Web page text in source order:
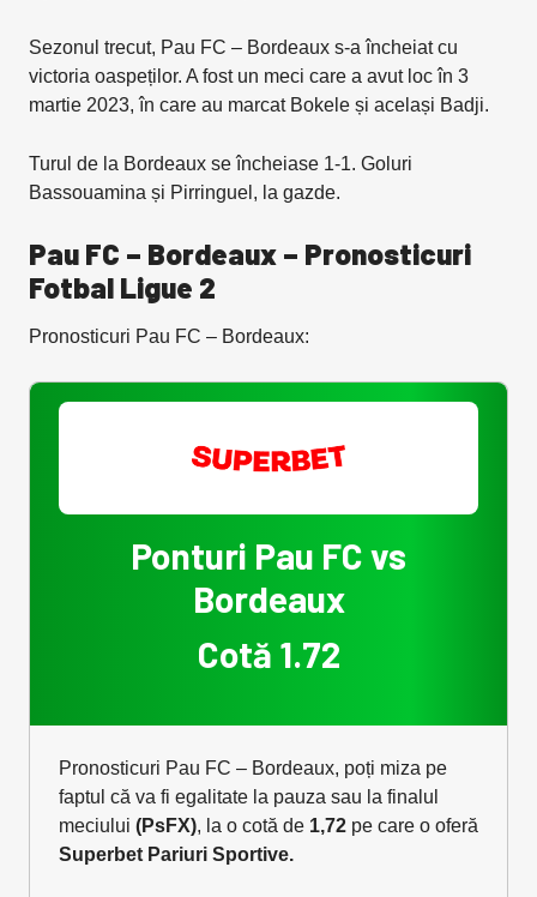
Sezonul trecut, Pau FC – Bordeaux s-a încheiat cu
victoria oaspeților. A fost un meci care a avut loc în 3
martie 2023, în care au marcat Bokele și același Badji.
Turul de la Bordeaux se încheiase 1-1. Goluri
Bassouamina și Pirringuel, la gazde.
Pau FC – Bordeaux – Pronosticuri
Fotbal Ligue 2
Pronosticuri Pau FC – Bordeaux:
Ponturi Pau FC vs
Bordeaux
Cotă 1.72
Pronosticuri Pau FC – Bordeaux, poți miza pe
faptul că va fi egalitate la pauza sau la finalul
meciului (PsFX), la o cotă de 1,72 pe care o oferă
Superbet Pariuri Sportive.